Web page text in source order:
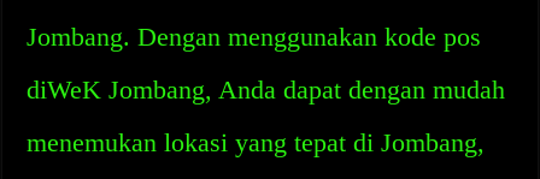
Jombang. Dengan menggunakan kode pos
diWeK Jombang, Anda dapat dengan mudah
menemukan lokasi yang tepat di Jombang,